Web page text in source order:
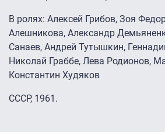
В ролях: Алексей Грибов, Зоя
Алешникова, Александр
Санаев, Андрей Тутышкин,
Николай Граббе, Лева Родионов,
Константин Худяков
СССР, 1961.